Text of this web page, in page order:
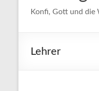
Konfi, Gott und die
Lehrer